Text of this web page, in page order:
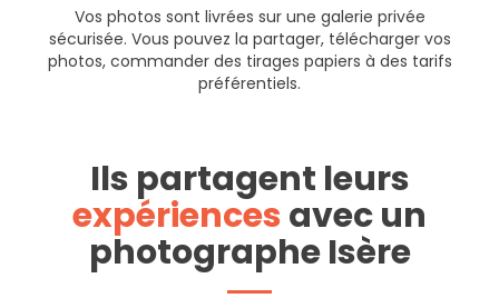
Vos photos sont livrées sur une galerie privée
sécurisée. Vous pouvez la partager, télécharger vos
photos, commander des tirages papiers à des tarifs
préférentiels.
Ils partagent leurs
expériencesavec un
photographe Isère